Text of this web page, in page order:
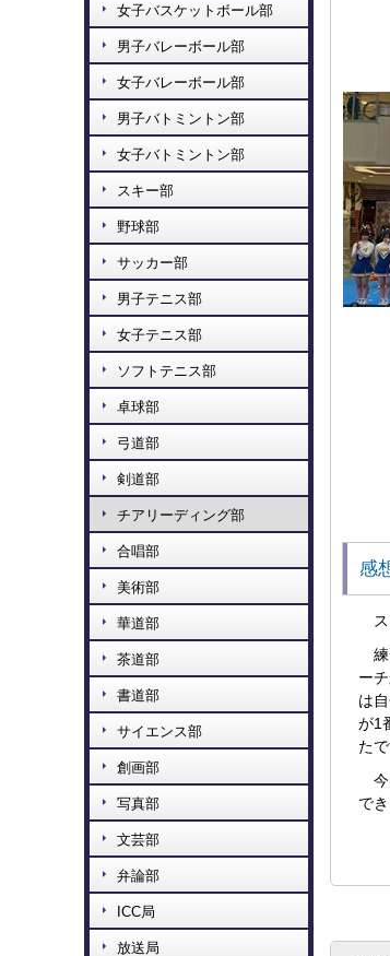
女子バスケットボール部
男子バレーボール部
女子バレーボール部
男子バトミントン部
女子バトミントン部
スキー部
野球部
サッカー部
男子テニス部
女子テニス部
ソフトテニス部
卓球部
弓道部
剣道部
チアリーディング部
合唱部
美術部
華道部
茶道部
書道部
サイエンス部
創画部
写真部
文芸部
弁論部
ICC局
放送局
感
ス
ー
は
が1
たで
で